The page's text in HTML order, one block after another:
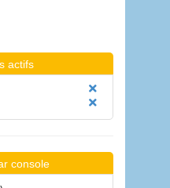
actifs
console